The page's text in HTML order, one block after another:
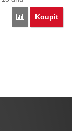
Porovnat
Koupit